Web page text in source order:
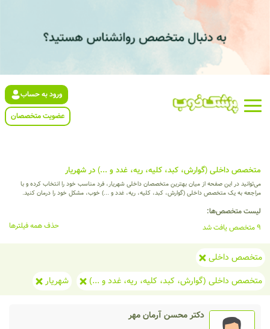
ورود به حساب
عضویت متخصصان
متخصص داخلی (گوارش، کبد، کلیه، ریه، غدد و ...) در شهریار
می‌توانید در این صفحه از میان بهترین متخصصان داخلی شهریار، فرد مناسب خود را انتخاب کرده و با
مراجعه به یک متخصص داخلی (گوارش، کبد، کلیه، ریه، غدد و ...) خوب، مشکل خود را درمان کنید.
لیست متخصص‌ها:
9 متخصص یافت شد
حذف همه فیلترها
متخصص داخلی
متخصص داخلی (گوارش، کبد، کلیه، ریه، غدد و ...)
شهریار
دکتر محسن آرمان مهر